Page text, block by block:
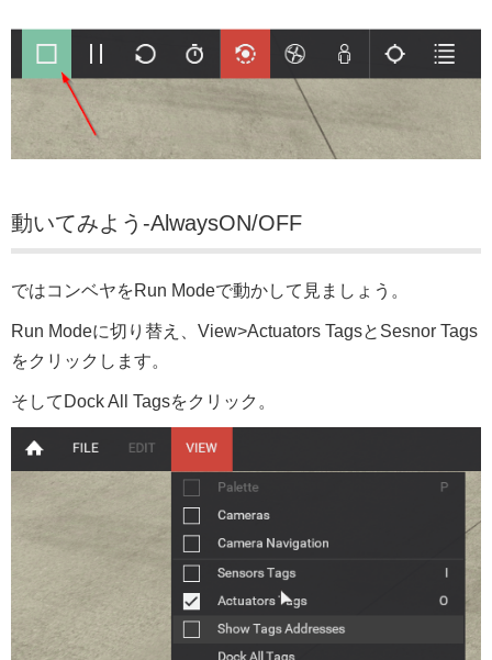
動いてみよう-AlwaysON/OFF
ではコンベヤをRun Modeで動かして見ましょう。
Run Modeに切り替え、View>Actuators TagsとSesnor Tags
をクリックします。
そしてDock All Tagsをクリック。